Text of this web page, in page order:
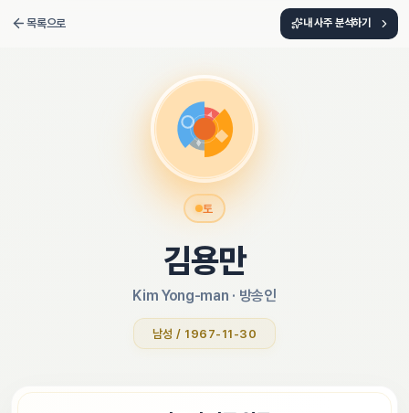
목록으로 내 사주 분석하기
토
김용만
Kim Yong-man · 방송인
남성 / 1967-11-30